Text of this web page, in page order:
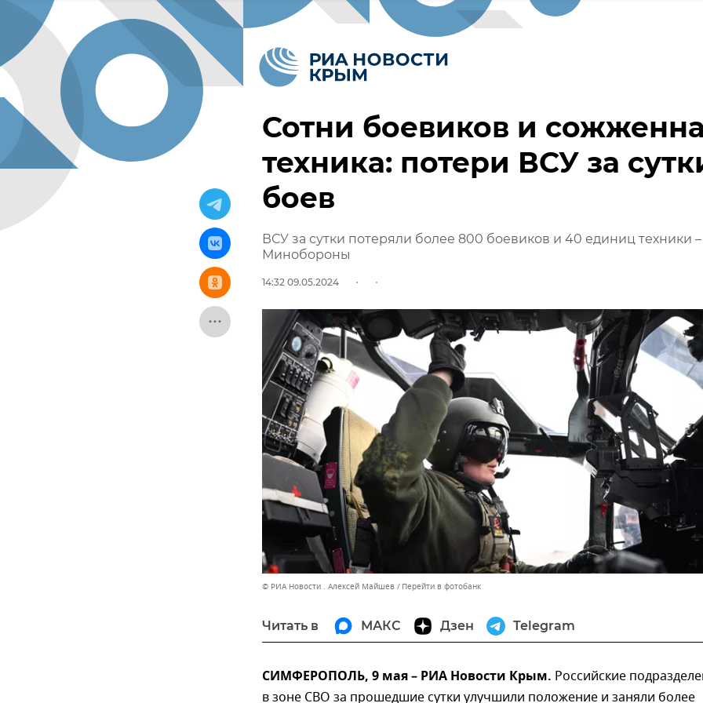
Сотни боевиков и
техника: потери ВСУ за
боев
ВСУ за сутки потеряли более 800 боевиков и 40 единиц техники –
Минобороны
14:32 09.05.2024
© РИА Новости . Алексей Майшев Перейти в фотобанк
Читать в МАКС Дзен Telegram
СИМФЕРОПОЛЬ, 9 мая – РИА Новости Крым. Российские
в зоне СВО за прошедшие сутки улучшили положение и заняли более